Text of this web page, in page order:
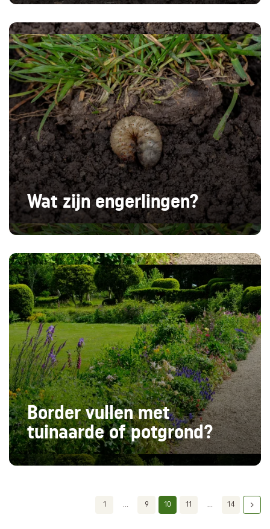
Wat zijn engerlingen?
Border vullen met
tuinaarde of potgrond?
1 ... 9 10 11 ... 14